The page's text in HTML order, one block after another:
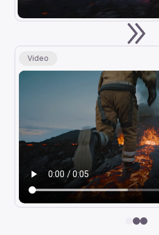
Video